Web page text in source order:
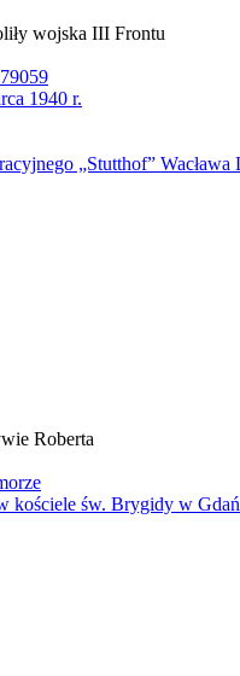
wojska III Frontu
1940 r.
„Stutthof”
Roberta
kościele św. Brygidy w